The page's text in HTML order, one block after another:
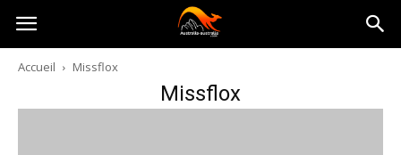
Australia-
australie.com
Accueil Missflox
Missflox